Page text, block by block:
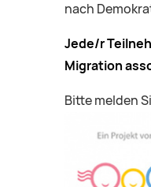
nach
Jede/r
Migration
Bitte melden